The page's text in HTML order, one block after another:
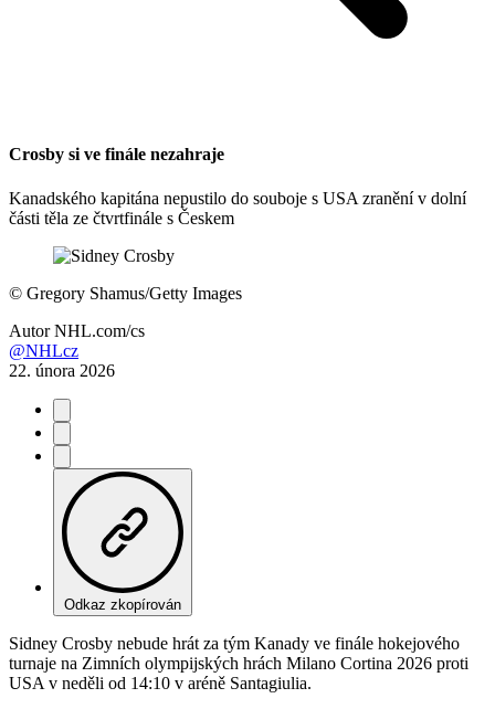
Crosby si ve finále nezahraje
Kanadského kapitána nepustilo do souboje s USA zranění v dolní
části těla ze čtvrtfinále s Českem
© Gregory Shamus/Getty Images
Autor NHL.com/cs
@NHLcz
22. února 2026
Odkaz zkopírován
Sidney Crosby nebude hrát za tým Kanady ve finále hokejového
turnaje na Zimních olympijských hrách Milano Cortina 2026 proti
USA v neděli od 14:10 v aréně Santagiulia.